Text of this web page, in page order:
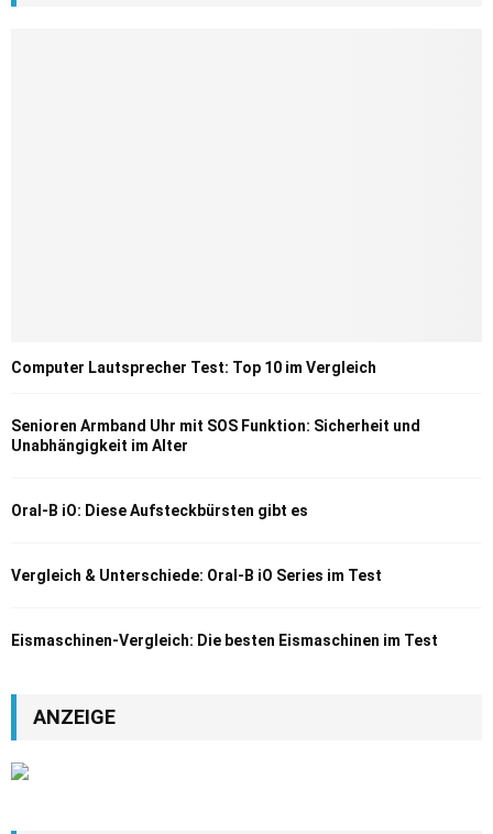
Computer Lautsprecher Test: Top 10 im Vergleich
Senioren Armband Uhr mit SOS Funktion: Sicherheit und
Unabhängigkeit im Alter
Oral-B iO: Diese Aufsteckbürsten gibt es
Vergleich & Unterschiede: Oral-B iO Series im Test
Eismaschinen-Vergleich: Die besten Eismaschinen im Test
ANZEIGE